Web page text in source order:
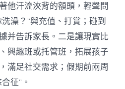
他汗流浹背的額頭，輕聲問
澡？”與充值、打賞；碰到
并告訴家長。二是讓現實比
興趣班或托管班，拓展孩子
滿足社交需求；假期前兩周
征”。